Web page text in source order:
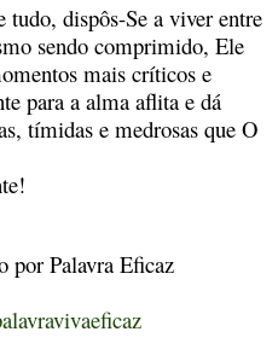
tudo, dispôs-Se a viver entre
sendo comprimido, Ele
mais críticos e
para a alma aflita e dá
tímidas e medrosas que O
por Palavra Eficaz